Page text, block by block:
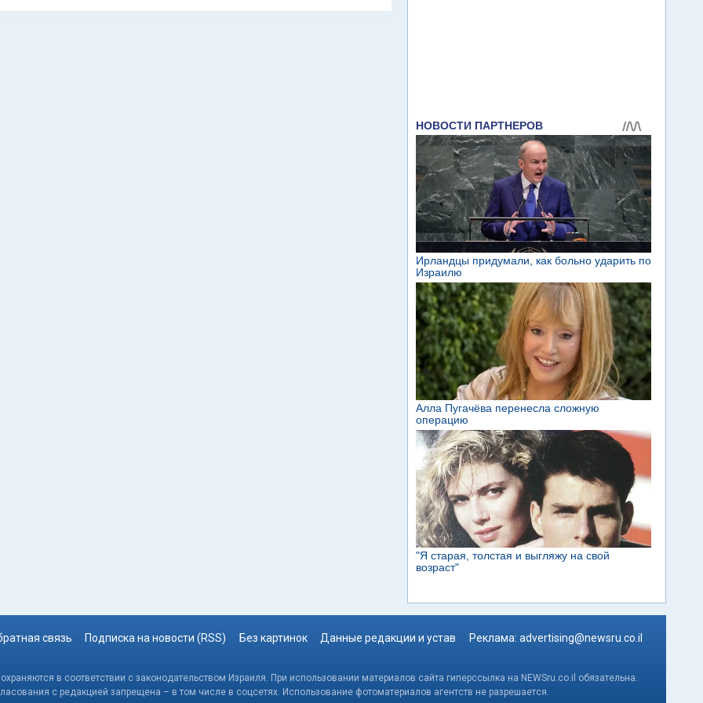
связь Подписка на новости (RSS) Без картинок Данные редакции и устав Реклама: advertising@newsru.co.il
в соответствии с законодательством Израиля. При использовании материалов сайта гиперссылка на NEWSru.co.il обязательна.
с редакцией запрещена – в том числе в соцсетях. Использование фотоматериалов агентств не разрешается.